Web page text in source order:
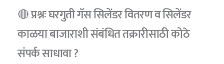
🔴प्रश्नः घरगुती गॅस सिलेंडर वितरण व सिलेंडर
काळया बाजाराशी संबंधित तक्रारीसाठी कोठे
संपर्क साधावा ?